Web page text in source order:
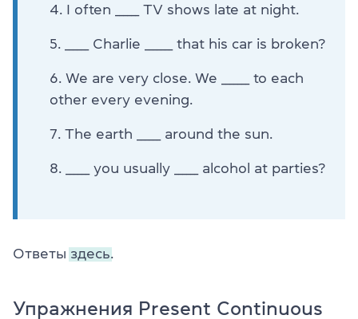
I often ______ TV shows late at night.
______ Charlie _______ that his car is broken?
We are very close. We _______ to each
other every evening.
The earth ______ around the sun.
______ you usually ______ alcohol at parties?
Ответы здесь.
Упражнения Present Continuous